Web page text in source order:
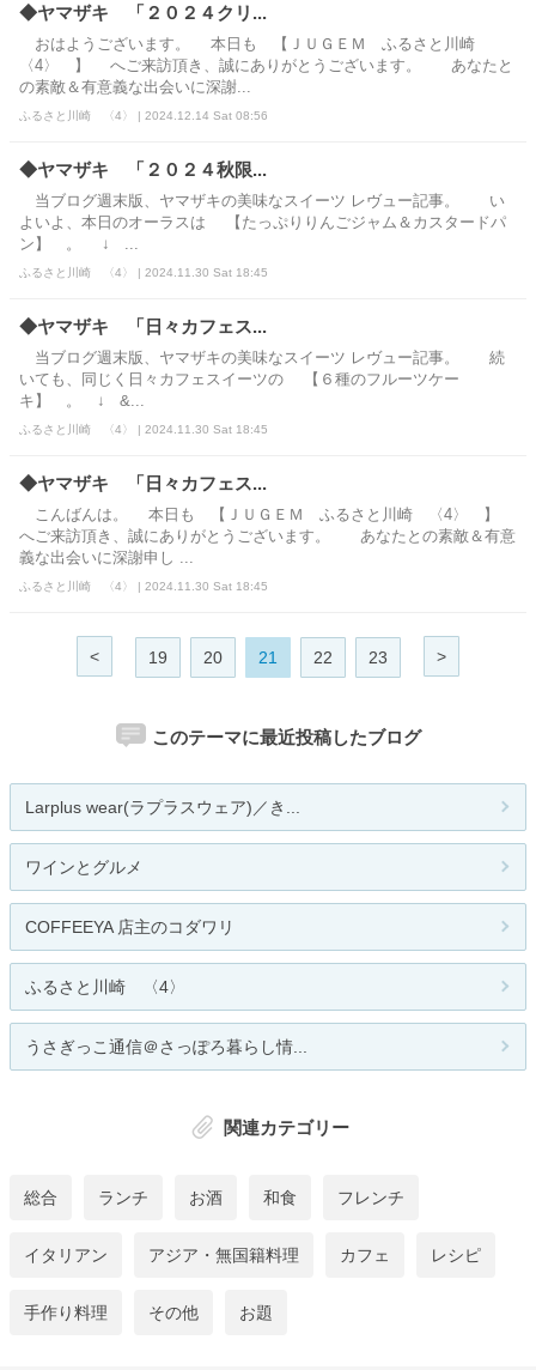
◆ヤマザキ 「２０２４クリ...
おはようございます。 本日も 【ＪＵＧＥＭ ふるさと川崎
〈4〉 】 へご来訪頂き、誠にありがとうございます。 あなたと
の素敵＆有意義な出会いに深謝...
ふるさと川崎 〈4〉 | 2024.12.14 Sat 08:56
◆ヤマザキ 「２０２４秋限...
当ブログ週末版、ヤマザキの美味なスイーツ レヴュー記事。 い
よいよ、本日のオーラスは 【たっぷりりんごジャム＆カスタードパ
ン】 。 ↓ ...
ふるさと川崎 〈4〉 | 2024.11.30 Sat 18:45
◆ヤマザキ 「日々カフェス...
当ブログ週末版、ヤマザキの美味なスイーツ レヴュー記事。 続
いても、同じく日々カフェスイーツの 【６種のフルーツケー
キ】 。 ↓ &...
ふるさと川崎 〈4〉 | 2024.11.30 Sat 18:45
◆ヤマザキ 「日々カフェス...
こんばんは。 本日も 【ＪＵＧＥＭ ふるさと川崎 〈4〉 】
へご来訪頂き、誠にありがとうございます。 あなたとの素敵＆有意
義な出会いに深謝申し ...
ふるさと川崎 〈4〉 | 2024.11.30 Sat 18:45
< 19 20 21 22 23 >
このテーマに最近投稿したブログ
Larplus wear(ラプラスウェア)／き...
ワインとグルメ
COFFEEYA 店主のコダワリ
ふるさと川崎 〈4〉
うさぎっこ通信＠さっぽろ暮らし情...
関連カテゴリー
総合 ランチ お酒 和食 フレンチ
イタリアン アジア・無国籍料理 カフェ レシピ
手作り料理 その他 お題